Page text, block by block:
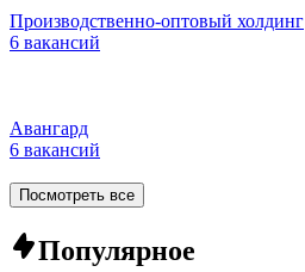
Производственно-оптовый холдинг
6 вакансий
Авангард
6 вакансий
Посмотреть все
Популярное